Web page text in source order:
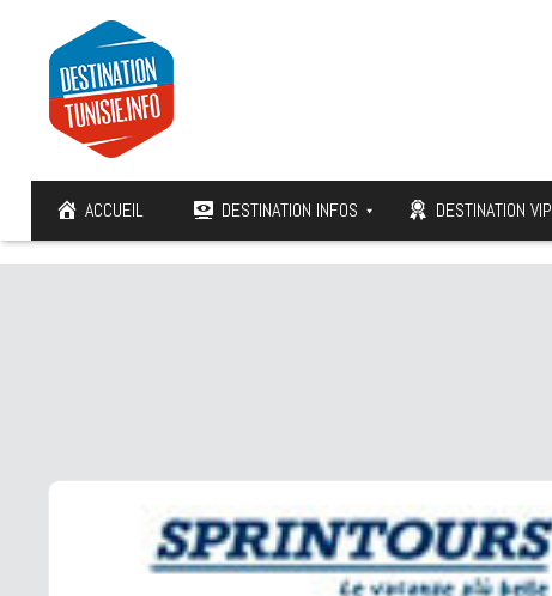
ACCUEIL DESTINATION INFOS DESTINATION VIP